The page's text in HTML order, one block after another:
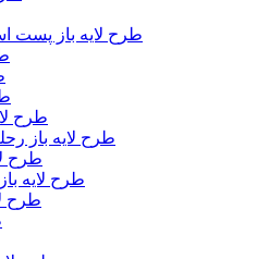
طرح لایه باز پست
طرح
طرح لایه باز
طرح
طرح لایه
طرح